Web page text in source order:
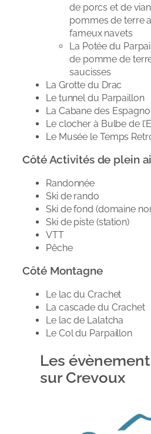
de porcs et de
pommes de terre
fameux navets
La Potée du
de pomme de
saucisses
La Grotte du Drac
Le tunnel du Parpaillon
La Cabane des
Le clocher à Bulbe de
Le Musée le Temps
Côté Activités de plein
Randonnée
Ski de rando
Ski de fond (domaine
Ski de piste (station)
VTT
Pêche
Côté Montagne
Le lac du Crachet
La cascade du Crachet
Le lac de Lalatcha
Le Col du Parpaillon
Les
sur Crevoux